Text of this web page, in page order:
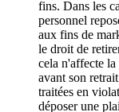
fins. Dans les
personnel
aux fins de
le droit de
cela n'affecte
avant son
traitées en
déposer une